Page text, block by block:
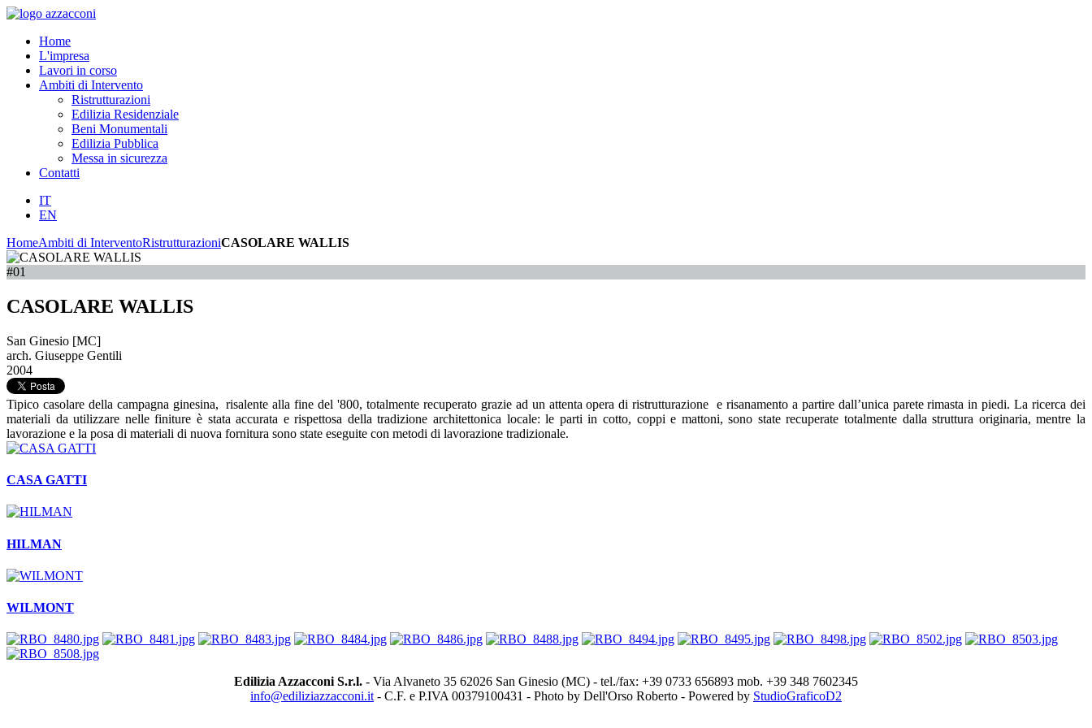
Home
L'impresa
Lavori in corso
Ambiti di Intervento
Ristrutturazioni
Edilizia Residenziale
Beni Monumentali
Edilizia Pubblica
Messa in sicurezza
Contatti
IT
EN
HomeAmbiti di InterventoRistrutturazioniCASOLARE WALLIS
#01
CASOLARE WALLIS
San Ginesio [MC]
arch. Giuseppe Gentili
2004
Tipico casolare della campagna ginesina, risalente alla fine del '800, totalmente recuperato grazie ad un attenta opera di ristrutturazione e risanamento a partire dall’unica parete rimasta in piedi. La ricerca dei
materiali da utilizzare nelle finiture è stata accurata e rispettosa della tradizione architettonica locale: le parti in cotto, coppi e mattoni, sono state recuperate totalmente dalla struttura originaria, mentre la
lavorazione e la posa di materiali di nuova fornitura sono state eseguite con metodi di lavorazione tradizionale.
CASA GATTI
HILMAN
WILMONT
Edilizia Azzacconi S.r.l. - Via Alvaneto 35 62026 San Ginesio (MC) - tel./fax: +39 0733 656893 mob. +39 348 7602345
info@ediliziazzacconi.it- C.F. e P.IVA 00379100431 - Photo by Dell'Orso Roberto - Powered by StudioGraficoD2